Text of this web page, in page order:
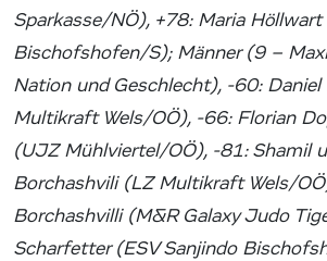
Sparkasse/NÖ), +78: Maria Höllwart
Bischofshofen/S); Männer (9 –
Nation und Geschlecht), -60:
Multikraft Wels/OÖ), -66: Florian
(UJZ Mühlviertel/OÖ), -81: Shamil
Borchashvili (LZ Multikraft Wels/
Borchashvilli (M&R Galaxy Judo
Scharfetter (ESV Sanjindo